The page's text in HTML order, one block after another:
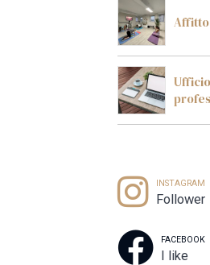
Affitto
INSTAGRAM
Follower
FACEBOOK
I like